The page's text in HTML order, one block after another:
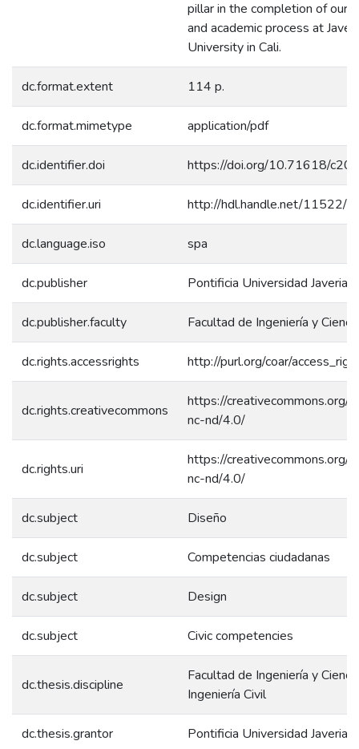
pillar in the completion of our
and academic process at
University in Cali.
dc.format.extent 114 p.
dc.format.mimetype application/pdf
dc.identifier.doi https://doi.org/10.71618/
dc.identifier.uri http://hdl.handle.net/11522/
dc.language.iso spa
dc.publisher Pontificia Universidad
dc.publisher.faculty Facultad de Ingeniería y
dc.rights.accessrights http://purl.org/coar/
dc.rights.creativecommons
https://creativecommons.org/
nc-nd/4.0/
dc.rights.uri
https://creativecommons.org/
nc-nd/4.0/
dc.subject Diseño
dc.subject Competencias ciudadanas
dc.subject Design
dc.subject Civic competencies
dc.thesis.discipline
Facultad de Ingeniería y
Ingeniería Civil
dc.thesis.grantor Pontificia Universidad